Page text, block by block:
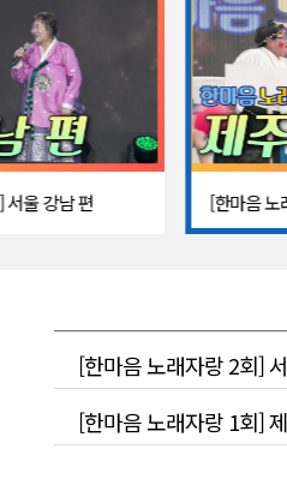
서울 강남 편 [한마음 노
[한마음 노래자랑 2회]
[한마음 노래자랑 1회]